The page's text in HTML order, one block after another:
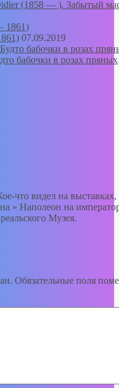
(1858 — ). Забытый
07.09.2019
бабочки в розах пряных
видел на выставках,
» Наполеон на
Музея.
Обязательные поля